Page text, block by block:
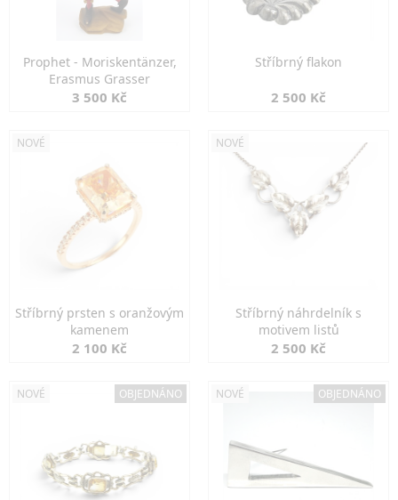
Prophet - Moriskentänzer,
Erasmus Grasser
3 500 Kč
Stříbrný flakon
2 500 Kč
NOVÉ
Stříbrný prsten s oranžovým
kamenem
2 100 Kč
NOVÉ
Stříbrný náhrdelník s
motivem listů
2 500 Kč
NOVÉ OBJEDNÁNO NOVÉ OBJEDNÁNO